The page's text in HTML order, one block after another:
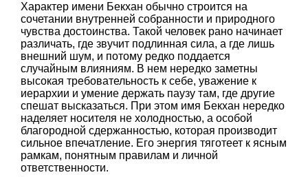
Характер имени Бекхан обычно строится на
сочетании внутренней собранности и природного
чувства достоинства. Такой человек рано начинает
различать, где звучит подлинная сила, а где лишь
внешний шум, и потому редко поддается
случайным влияниям. В нем нередко заметны
высокая требовательность к себе, уважение к
иерархии и умение держать паузу там, где другие
спешат высказаться. При этом имя Бекхан нередко
наделяет носителя не холодностью, а особой
благородной сдержанностью, которая производит
сильное впечатление. Его энергия тяготеет к ясным
рамкам, понятным правилам и личной
ответственности.